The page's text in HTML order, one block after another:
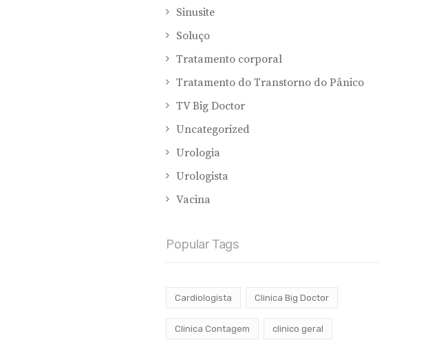
Sinusite
Soluço
Tratamento corporal
Tratamento do Transtorno do Pânico
TV Big Doctor
Uncategorized
Urologia
Urologista
Vacina
Popular Tags
Cardiologista Clinica Big Doctor
Clinica Contagem clinico geral